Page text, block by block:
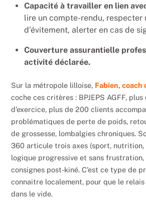
Capacité à travailler en lien
lire un compte-rendu, respecter
d’évitement, alerter en cas de
Couverture assurantielle
activité déclarée.
Sur la métropole lilloise, Fabien, coach
coche ces critères : BPJEPS AGFF,
d’exercice, plus de 200 clients
problématiques de perte de poids,
de grossesse, lombalgies chroniques.
360 articule trois axes (sport, nutrition,
logique progressive et sans
consignes post-kiné. C’est ce type de
connaitre localement, pour que le
dans le vide.